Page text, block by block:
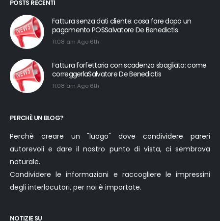
POSTS RECENTI
Fattura senza dati cliente: cosa fare dopo un
pagamento POSSalvatore De Benedictis
11:08 am Ago 6th
Fattura forfettaria con scadenza sbagliata: come
correggerlaSalvatore De Benedictis
11:08 am Ago 6th
PERCHÈ UN BLOG?
Perchè creare un "luogo" dove condividere pareri
autorevoli e dare il nostro punto di vista, ci sembrava
naturale.
Condividere le informazioni e raccogliere le impressini
degli interlocutori, per noi è importate.
NOTIZIE SU